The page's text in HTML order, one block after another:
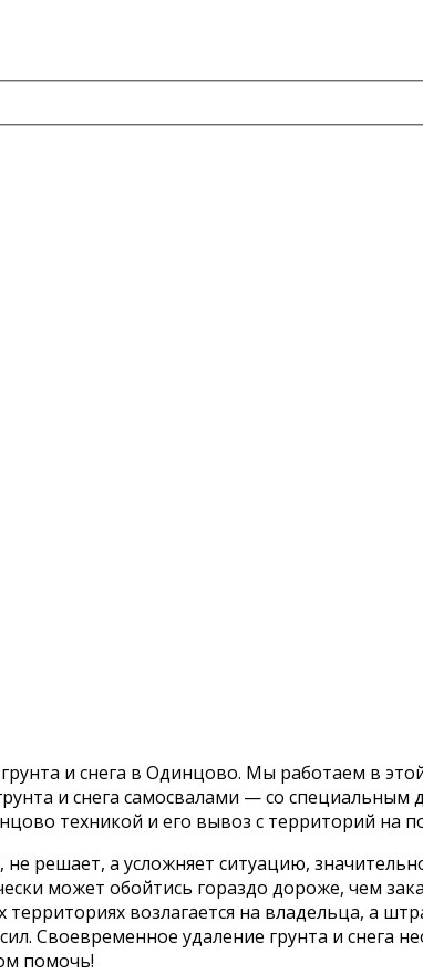
и снега в Одинцово. Мы работаем в
и снега самосвалами — со
техникой и его вывоз с территорий на
не решает, а усложняет ситуацию,
может обойтись гораздо дороже, чем
возлагается на владельца, а
Своевременное удаление грунта и снега
помочь!